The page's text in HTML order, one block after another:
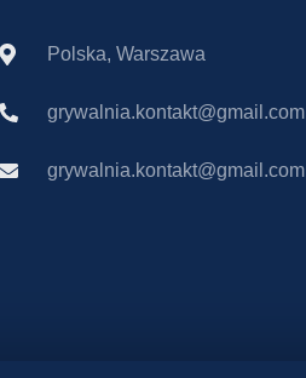
Polska, Warszawa
grywalnia.kontakt@gmail.com
grywalnia.kontakt@gmail.com